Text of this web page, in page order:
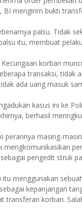
BI mengirim bukti
palsu. Tidak
itu, membuat
korban
transaksi, tidak
ada uang masuk
kasus ini ke
berhasil
perannya masing-
mengkomunikasikan
pengedit struk
menggunakan
kepanjangan
transferan korban.